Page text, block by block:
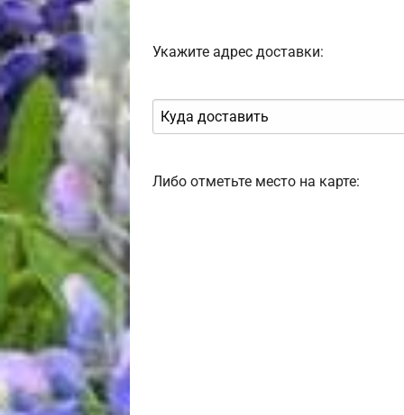
Укажите адрес доставки:
Либо отметьте место на карте: